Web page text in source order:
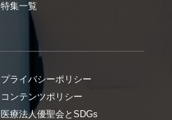
特集一覧
プライバシーポリシー
コンテンツポリシー
医療法人優聖会とSDGs